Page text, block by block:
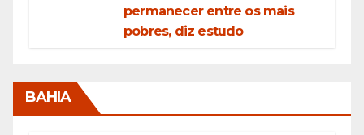
permanecer entre os mais
pobres, diz estudo
BAHIA